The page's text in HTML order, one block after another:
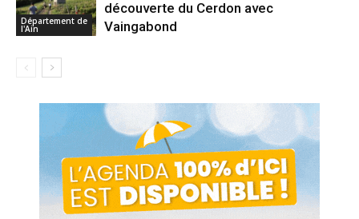
Département de
l'Ain
découverte du Cerdon avec
Vaingabond